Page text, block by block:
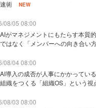
術
NEW
08/05 08:00
がマネジメントにもたらす本質
はなく「メンバーへの向き合い方
08/04 08:00
導入の成否が人事にかかってい
織をつくる「組織OS」という視
08/03 08:00